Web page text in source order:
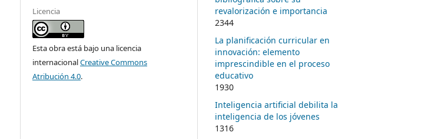
Licencia
Esta obra está bajo una licencia
internacionalCreative Commons
Atribución 4.0.
revalorización e importancia
2344
La planificación curricular en
innovación: elemento
imprescindible en el proceso
educativo
1930
Inteligencia artificial debilita la
inteligencia de los jóvenes
1316